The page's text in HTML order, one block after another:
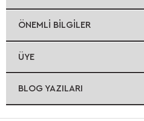
ÖNEMLI BILGILER
ÜYE
BLOG YAZILARI